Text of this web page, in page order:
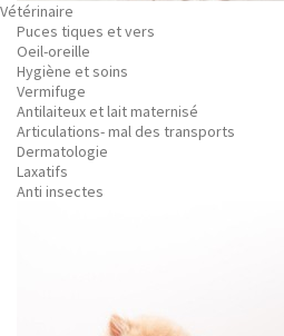
Vétérinaire
Puces tiques et vers
Oeil-oreille
Hygiène et soins
Vermifuge
Antilaiteux et lait maternisé
Articulations- mal des transports
Dermatologie
Laxatifs
Anti insectes